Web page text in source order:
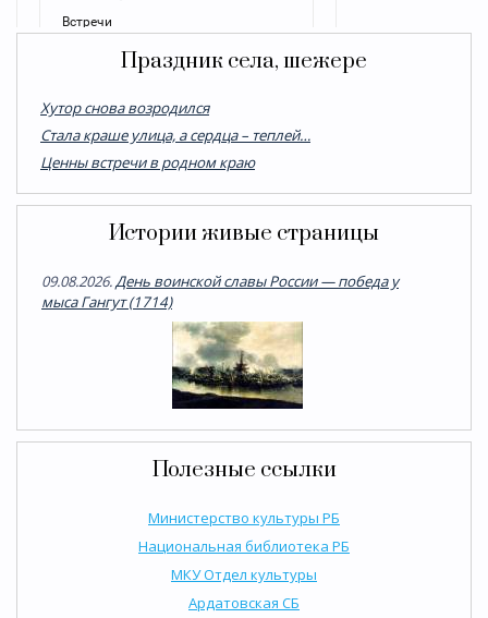
Праздник села, шежере
Хутор снова возродился
Стала краше улица, а сердца – теплей…
Ценны встречи в родном краю
Истории живые страницы
09.08.2026.День воинской славы России — победа у
мыса Гангут (1714)
Полезные ссылки
Министерство культуры РБ
Национальная библиотека РБ
МКУ Отдел культуры
Ардатовская СБ